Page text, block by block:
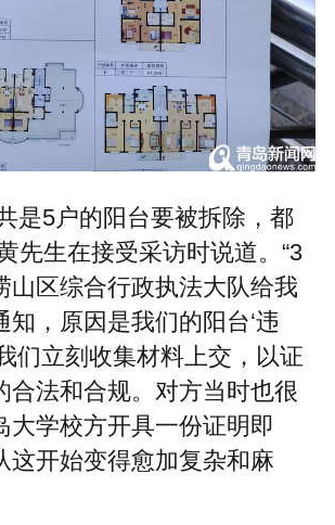
是5户的阳台要被拆除，都
先生在接受采访时说道。“3
山区综合行政执法大队给我
知，原因是我们的阳台‘违
们立刻收集材料上交，以证
合法和合规。对方当时也很
大学校方开具一份证明即
这开始变得愈加复杂和麻